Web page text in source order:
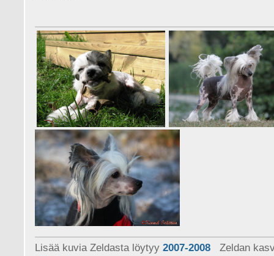
Lisää kuvia Zeldasta löytyy 2007-2008
Zeldan